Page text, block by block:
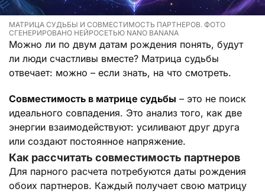
МАТРИЦА СУДЬБЫ И СОВМЕСТИМОСТЬ ПАРТНЕРОВ. ФОТО
СГЕНЕРИРОВАНО НЕЙРОСЕТЬЮ NANO BANANA
Можно ли по двум датам рождения понять, будут
ли люди счастливы вместе? Матрица судьбы
отвечает: можно – если знать, на что смотреть.
Совместимость в матрице судьбы – это не поиск
идеального совпадения. Это анализ того, как две
энергии взаимодействуют: усиливают друг друга
или создают постоянное напряжение.
Как рассчитать совместимость партнеров
Для парного расчета потребуются даты рождения
обоих партнеров. Каждый получает свою матрицу